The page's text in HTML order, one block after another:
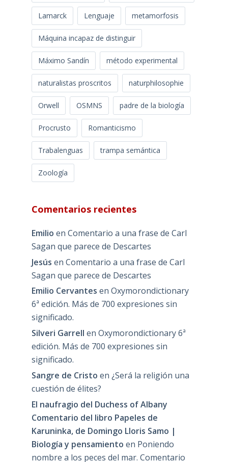
Lamarck Lenguaje metamorfosis
Máquina incapaz de distinguir
Máximo Sandín método experimental
naturalistas proscritos naturphilosophie
Orwell OSMNS padre de la biología
Procrusto Romanticismo
Trabalenguas trampa semántica
Zoología
Comentarios recientes
Emilio en Comentario a una frase de Carl
Sagan que parece de Descartes
Jesús en Comentario a una frase de Carl
Sagan que parece de Descartes
Emilio Cervantes en Oxymorondictionary
6ª edición. Más de 700 expresiones sin
significado.
Silveri Garrell en Oxymorondictionary 6ª
edición. Más de 700 expresiones sin
significado.
Sangre de Cristo en ¿Será la religión una
cuestión de élites?
El naufragio del Duchess of Albany
Comentario del libro Papeles de
Karuninka, de Domingo Lloris Samo |
Biología y pensamiento en Poniendo
nombre a los peces del mar. Comentario